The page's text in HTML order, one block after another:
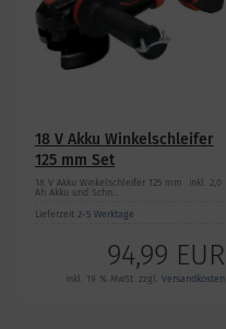
18 V Akku Winkelschleifer
125 mm Set
18 V Akku Winkelschleifer 125 mm inkl. 2,0
Ah Akku und Schn...
Lieferzeit 2-5 Werktage
94,99 EUR
inkl. 19 % MwSt. zzgl.Versandkosten